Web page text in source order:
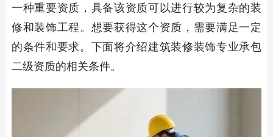
一种重要资质，具备该资质可以进行较为复杂的装
修和装饰工程。想要获得这个资质，需要满足一定
的条件和要求。下面将介绍建筑装修装饰专业承包
二级资质的相关条件。